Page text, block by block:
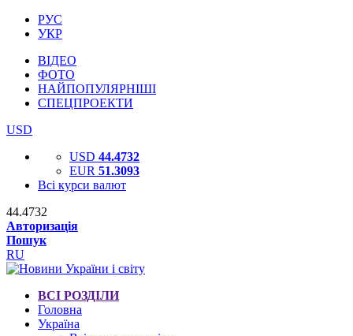
РУС
УКР
ВІДЕО
ФОТО
НАЙПОПУЛЯРНІШІ
СПЕЦПРОЕКТИ
USD
USD 44.4732
EUR 51.3093
Всі курси валют
44.4732
Авторизація
Пошук
RU
ВСІ РОЗДІЛИ
Головна
Україна